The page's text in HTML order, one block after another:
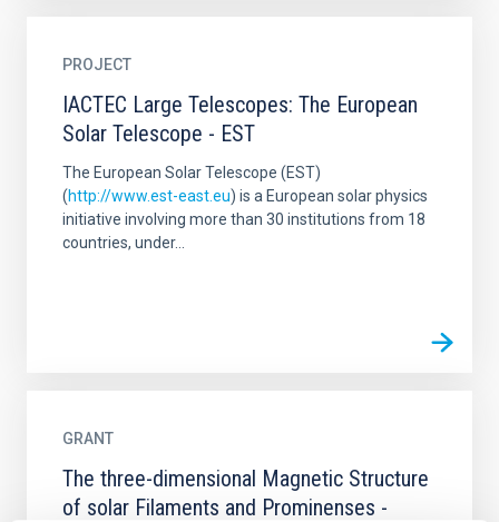
PROJECT
IACTEC Large Telescopes: The European
Solar Telescope - EST
The European Solar Telescope (EST)
(http://www.est-east.eu) is a European solar physics
initiative involving more than 30 institutions from 18
countries, under...
GRANT
The three-dimensional Magnetic Structure
of solar Filaments and Prominenses -